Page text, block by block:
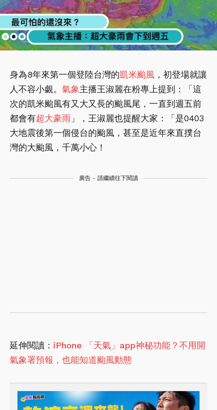
身為8年來第一個登陸台灣的凱米颱風 ，初登場就讓
人不容小覷。 氣象主播王淑麗在粉專上提到：「這
次的凱米颱風有又大又長的颱風尾，一直到週五前
都會有超大豪雨 」，王淑麗也提醒大家：「是0403
大地震後第一個侵台的颱風，甚至是近年來直撲台
灣的大颱風，千萬小心！
廣告 - 請繼續往下閱讀
延伸閱讀： iPhone 「天氣」app神秘功能？不用開
氣象署預報，也能知道颱風動態